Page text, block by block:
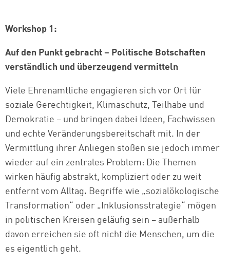
Workshop 1:
Auf den Punkt gebracht – Politische Botschaften
verständlich und überzeugend vermitteln
Viele Ehrenamtliche engagieren sich vor Ort für
soziale Gerechtigkeit, Klimaschutz, Teilhabe und
Demokratie – und bringen dabei Ideen, Fachwissen
und echte Veränderungsbereitschaft mit. In der
Vermittlung ihrer Anliegen stoßen sie jedoch immer
wieder auf ein zentrales Problem: Die Themen
wirken häufig abstrakt, kompliziert oder zu weit
entfernt vom Alltag. Begriffe wie „sozialökologische
Transformation“ oder „Inklusionsstrategie“ mögen
in politischen Kreisen geläufig sein – außerhalb
davon erreichen sie oft nicht die Menschen, um die
es eigentlich geht.